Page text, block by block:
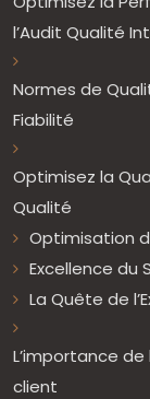
l’Audit Qualité
Normes de
Fiabilité
Optimisez la
Qualité
Optimisation
Excellence du
La Quête de
L’importance
client